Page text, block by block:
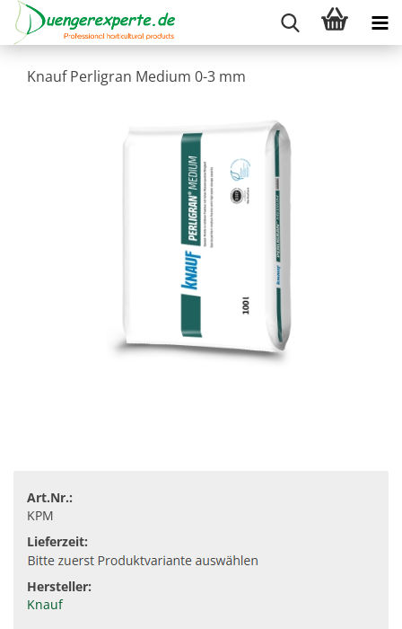
Knauf Perligran Medium 0-3 mm
Art.Nr.:
KPM
Lieferzeit:
Hersteller:
Knauf